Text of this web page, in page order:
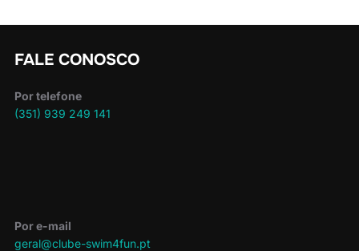
FALE CONOSCO
Por telefone
(351) 939 249 141
Por e-mail
geral@clube-swim4fun.pt